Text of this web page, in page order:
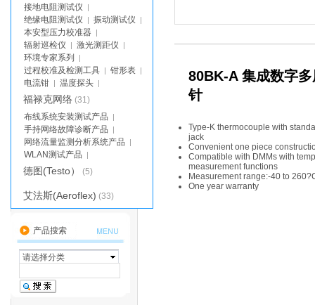
80BK-A 集成数字
针
Type-K thermocouple with
jack
Convenient one piece
Compatible with DMMs with
measurement functions
Measurement range:-40 to
One year warranty
接地电阻测试仪 |
绝缘电阻测试仪 | 振动测试仪 |
本安型压力校准器 |
辐射巡检仪 | 激光测距仪 |
环境专家系列 |
过程校准及检测工具 | 钳形表 |
电流钳 | 温度探头 |
福禄克网络 (31)
布线系统安装测试产品
|
手持网络故障诊断产品 |
网络流量监测分析系统产品 |
WLAN测试产品 |
德图(Testo） (5)
艾法斯(Aeroflex) (33)
通用测试仪表
PXI模块化仪表 |
航空电子测试产品 |
PEM
优利德UNI-T
产品搜索
请选择分类